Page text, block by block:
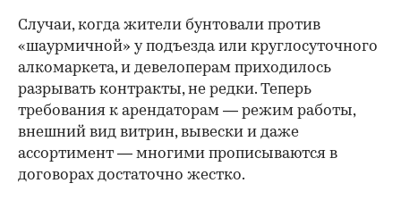
Случаи, когда жители бунтовали против
«шаурмичной» у подъезда или круглосуточного
алкомаркета, и девелоперам приходилось
разрывать контракты, не редки. Теперь
требования к арендаторам — режим работы,
внешний вид витрин, вывески и даже
ассортимент — многими прописываются в
договорах достаточно жестко.